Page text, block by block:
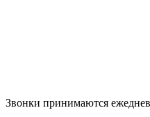
Звонки принимаются